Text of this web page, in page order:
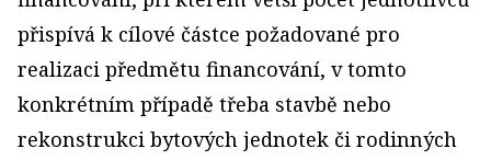
přispívá k cílové částce požadované pro
realizaci předmětu financování, v tomto
konkrétním případě třeba stavbě nebo
rekonstrukci bytových jednotek či rodinných